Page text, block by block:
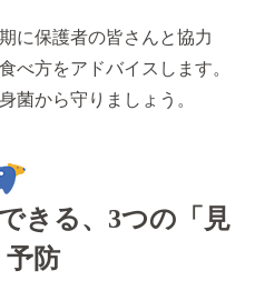
に保護者の皆さんと協力
べ方をアドバイスします。
菌から守りましょう。
きる、3つの「見
予防